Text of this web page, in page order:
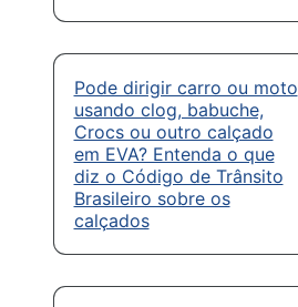
Pode dirigir carro ou moto
usando clog, babuche,
Crocs ou outro calçado
em EVA? Entenda o que
diz o Código de Trânsito
Brasileiro sobre os
calçados